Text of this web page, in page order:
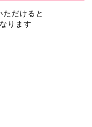
ただけると
ります